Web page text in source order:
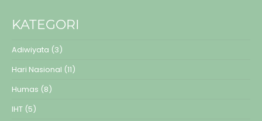
KATEGORI
Adiwiyata (3)
Hari Nasional (11)
Humas (8)
IHT (5)